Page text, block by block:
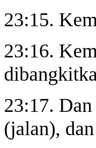
23:15.
23:16.
23:17.
(jalan),